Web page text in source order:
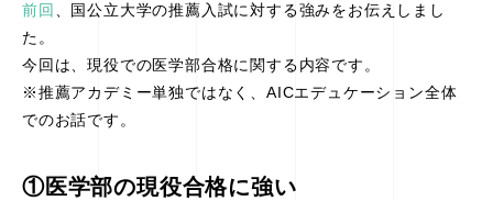
前回 、国公立大学の推薦入試に対する強みをお伝えしまし
た。
今回は、現役での医学部合格に関する内容です。
※推薦アカデミー単独ではなく、AICエデュケーション全体
でのお話です。
①医学部の現役合格に強い